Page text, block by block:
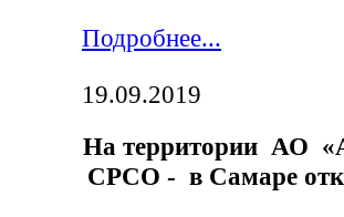
Подробнее...
19.09.2019
На территории АО
СРСО - в Самаре